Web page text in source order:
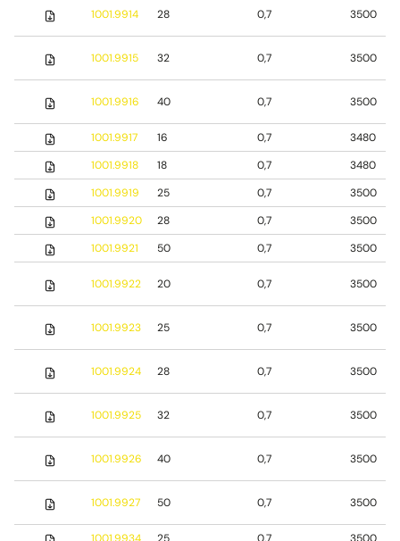
1001.9914 28 0,7 3500
1001.9915 32 0,7 3500
1001.9916 40 0,7 3500
1001.9917 16 0,7
3480
1001.9918
18 0,7
3480
1001.9919
25 0,7
3500
1001.9920
28 0,7
3500
1001.9921
50 0,7 3500
1001.9922 20 0,7 3500
1001.9923 25 0,7 3500
1001.9924 28 0,7 3500
1001.9925 32 0,7 3500
1001.9926 40 0,7 3500
1001.9927 50 0,7 3500